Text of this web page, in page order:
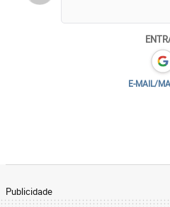
E-MAIL/
Publicidade